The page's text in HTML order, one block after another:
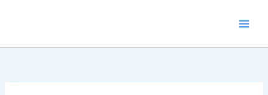
conteúdo